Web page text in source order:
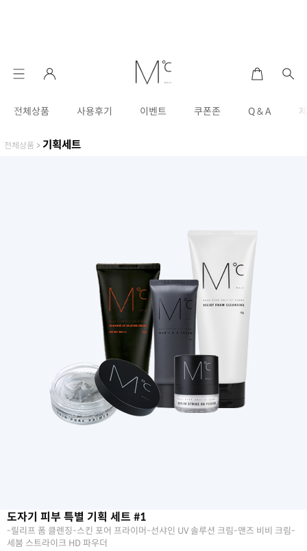
전체상품 사용후기 이벤트 쿠폰존 Q & A
전체상품 > 기획세트
도자기 피부 특별 기획 세트 #1
-릴리프 폼 클렌징-스킨 포어 프라이머-선샤인 UV 솔루션 크림-맨즈 비비 크림-
세붐 스트라이크 HD 파우더